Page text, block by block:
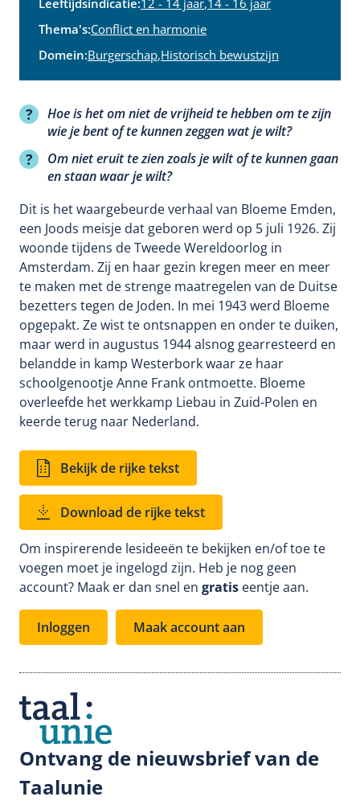
Thema's:Conflict en harmonie
Domein:Burgerschap,Historisch bewustzijn
Hoe is het om niet de vrijheid te hebben om te zijn
wie je bent of te kunnen zeggen wat je wilt?
Om niet eruit te zien zoals je wilt of te kunnen gaan
en staan waar je wilt?
Dit is het waargebeurde verhaal van Bloeme Emden,
een Joods meisje dat geboren werd op 5 juli 1926. Zij
woonde tijdens de Tweede Wereldoorlog in
Amsterdam. Zij en haar gezin kregen meer en meer
te maken met de strenge maatregelen van de Duitse
bezetters tegen de Joden. In mei 1943 werd Bloeme
opgepakt. Ze wist te ontsnappen en onder te duiken,
maar werd in augustus 1944 alsnog gearresteerd en
belandde in kamp Westerbork waar ze haar
schoolgenootje Anne Frank ontmoette. Bloeme
overleefde het werkkamp Liebau in Zuid-Polen en
keerde terug naar Nederland.
Bekijk de rijke tekst
Download de rijke tekst
Om inspirerende lesideeën te bekijken en/of toe te
voegen moet je ingelogd zijn. Heb je nog geen
account? Maak er dan snel en gratis eentje aan.
Inloggen Maak account aan
Ontvang de nieuwsbrief van de
Taalunie